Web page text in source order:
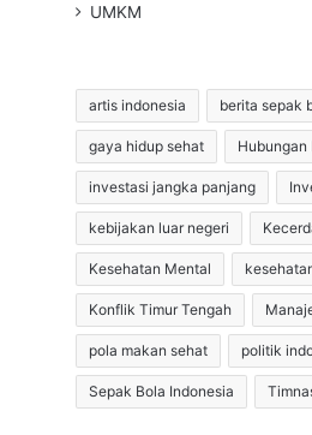
UMKM
artis indonesia berita sepak
gaya hidup sehat Hubungan
investasi jangka panjang
kebijakan luar negeri
Kesehatan Mental
Konflik Timur Tengah
pola makan sehat politik
Sepak Bola Indonesia